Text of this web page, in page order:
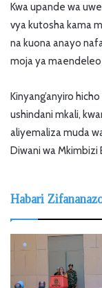
Kwa upande wa
vya kutosha kama
na kuona anayo
moja ya
Kinyang’anyiro
ushindani mkali,
aliyemaliza muda
Diwani wa Mkimbizi
Habari